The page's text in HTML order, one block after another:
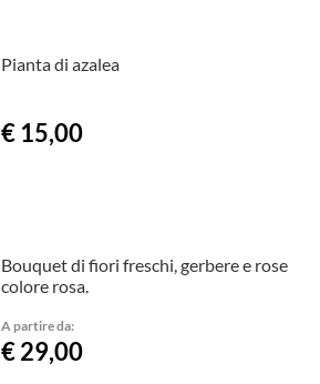
Pianta di azalea
€ 15,00
Bouquet di fiori freschi, gerbere e rose
colore rosa.
A partire da:
€ 29,00